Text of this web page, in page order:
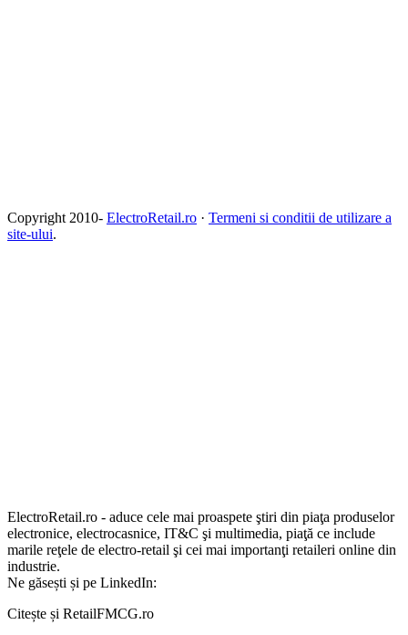
Copyright 2010- ElectroRetail.ro · Termeni si conditii de utilizare a
site-ului.
ElectroRetail.ro - aduce cele mai proaspete ştiri din piaţa produselor
electronice, electrocasnice, IT&C şi multimedia, piaţă ce include
marile reţele de electro-retail şi cei mai importanţi retaileri online din
industrie.
Ne găsești și pe LinkedIn:
Citește și RetailFMCG.ro